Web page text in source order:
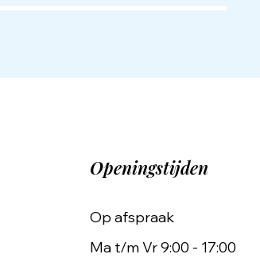
Openingstijden
Op afspraak
Ma t/m Vr 9:00 - 17:00